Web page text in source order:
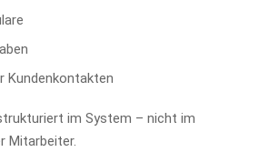
Kundenkontakten
im System – nicht im
Mitarbeiter.